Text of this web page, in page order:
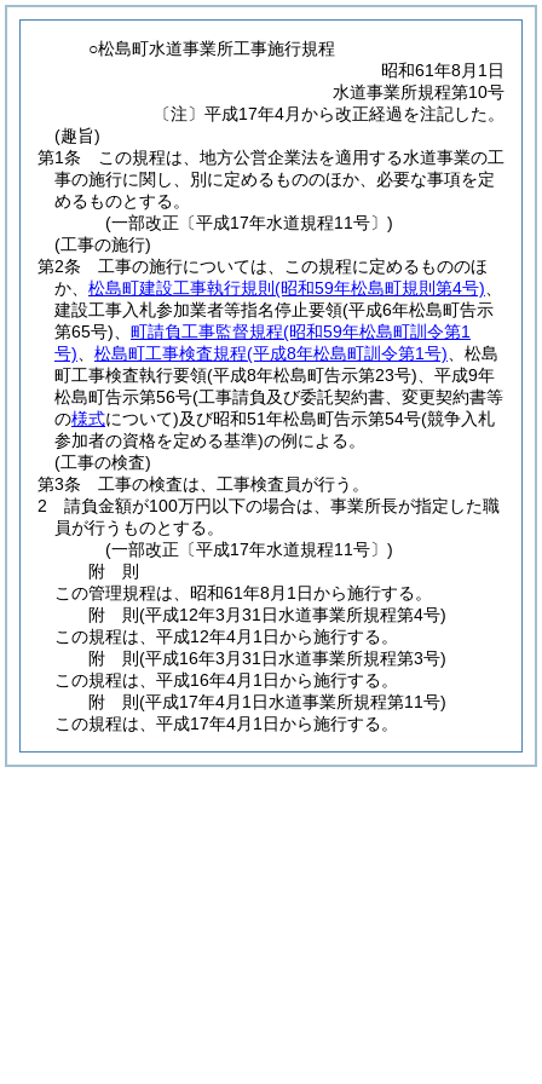
○松島町水道事業所工事施行規程
昭和61年8月1日
水道事業所規程第10号
〔注〕平成17年4月から改正経過を注記した。
(趣旨)
第1条
この規程は、地方公営企業法を適用する水道事業の工
事の施行に関し、別に定めるもののほか、必要な事項を定
めるものとする。
(一部改正〔平成17年水道規程11号〕)
(工事の施行)
第2条
工事の施行については、この規程に定めるもののほ
か、 松島町建設工事執行規則 (昭和59年松島町規則第4号)
建設工事入札参加業者等指名停止要領(平成6年松島町告示
第65号)
町請負工事監督規程(昭和59年松島町訓令第1
号)
松島町工事検査規程(平成8年松島町訓令第1号) 、松島
町工事検査執行要領(平成8年松島町告示第23号) 、平成9年
松島町告示第56号(工事請負及び委託契約書、変更契約書等
の様式について)及び昭和51年松島町告示第54号(競争入札
参加者の資格を定める基準)の例による。
(工事の検査)
第3条
工事の検査は、工事検査員が行う。
2
請負金額が100万円以下の場合は、事業所長が指定した職
員が行うものとする。
(一部改正〔平成17年水道規程11号〕)
附 則
この管理規程は、昭和61年8月1日から施行する。
附 則(平成12年3月31日水道事業所規程第4号)
この規程は、平成12年4月1日から施行する。
附 則(平成16年3月31日水道事業所規程第3号)
この規程は、平成16年4月1日から施行する。
附 則(平成17年4月1日水道事業所規程第11号)
この規程は、平成17年4月1日から施行する。